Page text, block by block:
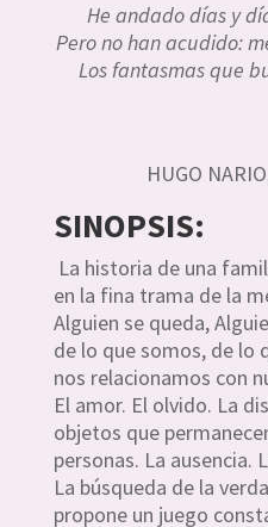
He andado días y
Pero no han acudido:
Los fantasmas que
HUGO
SINOPSIS:
La historia de una
en la fina trama de la
Alguien se queda,
de lo que somos, de lo
nos relacionamos con
El amor. El olvido. La
objetos que
personas. La ausencia.
La búsqueda de la
propone un juego